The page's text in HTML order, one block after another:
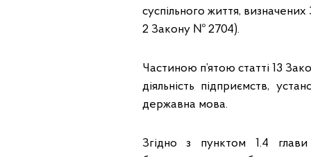
суспільного життя,
2 Закону № 2704).
Частиною п’ятою статті 13
діяльність підприємств,
державна мова.
Згідно з пунктом 1.4